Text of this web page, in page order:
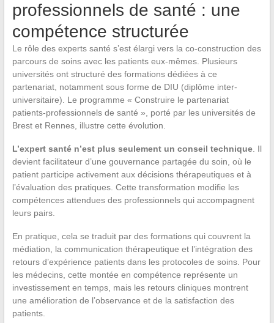
professionnels de santé : une
compétence structurée
Le rôle des experts santé s’est élargi vers la co-construction des
parcours de soins avec les patients eux-mêmes. Plusieurs
universités ont structuré des formations dédiées à ce
partenariat, notamment sous forme de DIU (diplôme inter-
universitaire). Le programme « Construire le partenariat
patients-professionnels de santé », porté par les universités de
Brest et Rennes, illustre cette évolution.
L’expert santé n’est plus seulement un conseil technique. Il
devient facilitateur d’une gouvernance partagée du soin, où le
patient participe activement aux décisions thérapeutiques et à
l’évaluation des pratiques. Cette transformation modifie les
compétences attendues des professionnels qui accompagnent
leurs pairs.
En pratique, cela se traduit par des formations qui couvrent la
médiation, la communication thérapeutique et l’intégration des
retours d’expérience patients dans les protocoles de soins. Pour
les médecins, cette montée en compétence représente un
investissement en temps, mais les retours cliniques montrent
une amélioration de l’observance et de la satisfaction des
patients.